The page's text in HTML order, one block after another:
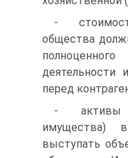
-
общества
деятельности
перед
- активы
имущества)
выступать